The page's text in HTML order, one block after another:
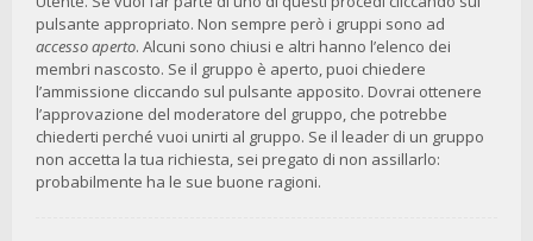
pulsante appropriato. Non sempre però i gruppi sono ad
accesso aperto. Alcuni sono chiusi e altri hanno l’elenco dei
membri nascosto. Se il gruppo è aperto, puoi chiedere
l’ammissione cliccando sul pulsante apposito. Dovrai ottenere
l’approvazione del moderatore del gruppo, che potrebbe
chiederti perché vuoi unirti al gruppo. Se il leader di un gruppo
non accetta la tua richiesta, sei pregato di non assillarlo:
probabilmente ha le sue buone ragioni.